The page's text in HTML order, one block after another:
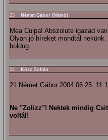
23 Német Gábor (Némó)
Mea Culpa! Abszolute igazad
Olyan jó híreket mondtál
boldog.
22 Kósz Zoltán
21 Német Gábor 2004.06.25.
Ne "Zolizz"! Nektek mindig
voltál!